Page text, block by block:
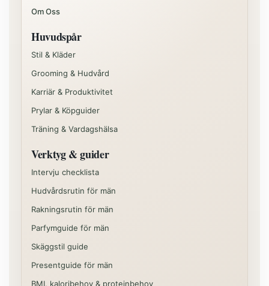
Om Oss
Huvudspår
Stil & Kläder
Grooming & Hudvård
Karriär & Produktivitet
Prylar & Köpguider
Träning & Vardagshälsa
Verktyg & guider
Intervju checklista
Hudvårdsrutin för män
Rakningsrutin för män
Parfymguide för män
Skäggstil guide
Presentguide för män
BMI, kaloribehov & proteinbehov